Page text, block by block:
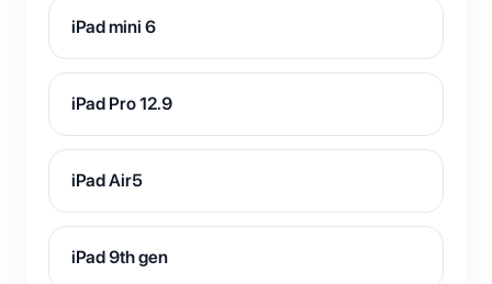
iPad mini 6
iPad Pro 12.9
iPad Air5
iPad 9th gen